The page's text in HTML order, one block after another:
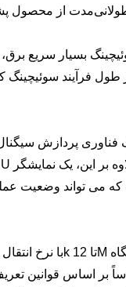
بسیار سریع
فرآیند سوئیچینگ
پردازش سیگنال
می تواند وضعیت